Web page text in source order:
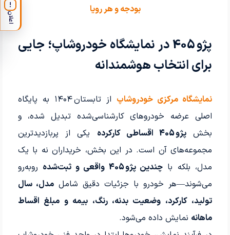
بودجه و هر رویا
پژو 405 در نمایشگاه خودروشاپ؛ جایی
برای انتخاب هوشمندانه
نمایشگاه مرکزی خودروشاپ
از تابستان ۱۴۰۴ به پایگاه
اصلی عرضه خودروهای کارشناسی‌شده تبدیل شده، و
بخشپژو 405 اقساطی کارکرده
یکی از پربازدیدترین
مجموعه‌های آن است. در این بخش، خریداران نه با یک
مدل، بلکه باچندین پژو 405 واقعی و ثبت‌شده
روبه‌رو
می‌شوند—هر خودرو با جزئیات دقیق شاملمدل، سال
تولید، کارکرد، وضعیت بدنه، رنگ، بیمه و مبلغ اقساط
ماهانه نمایش داده می‌شود.
!
اعلان